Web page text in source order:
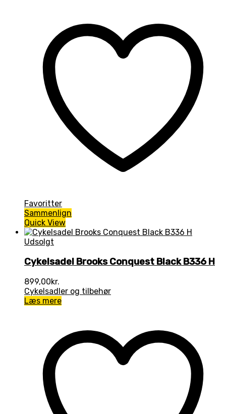
Favoritter
Sammenlign
Quick View
Udsolgt
Cykelsadel Brooks Conquest Black B336 H
899,00kr.
Cykelsadler og tilbehør
Læs mere